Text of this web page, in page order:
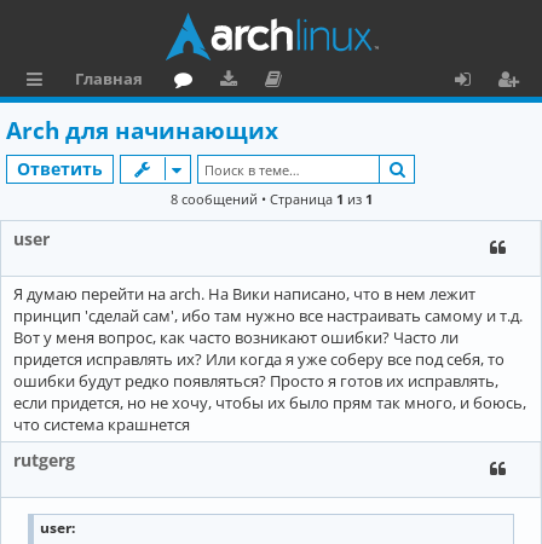
ы
л
к
Главная
ру
м
ру
зк
и
ку
м
е
та
ц
и
я
р
Arch для начинающих
Ответить
8 сообщений • Страница 1 из 1
user
Я думаю перейти на arch. На Вики написано, что в нем лежит
принцип 'сделай сам', ибо там нужно все настраивать самому и т.д.
Вот у меня вопрос, как часто возникают ошибки? Часто ли
придется исправлять их? Или когда я уже соберу все под себя, то
ошибки будут редко появляться? Просто я готов их исправлять,
если придется, но не хочу, чтобы их было прям так много, и боюсь,
что система крашнется
rutgerg
user: